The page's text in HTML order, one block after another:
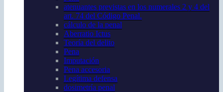
atenuantes previstas en los numerales 2 y 4 del
art. 74 del Código Penal.
cálculo de la penal
Aberratio Ictus
Teoría del delito
Pena
Imputación
Pena accesoria
Legítima defensa
dosimetría penal